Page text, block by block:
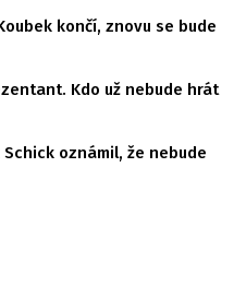
končí, znovu se bude
Kdo už nebude hrát
oznámil, že nebude